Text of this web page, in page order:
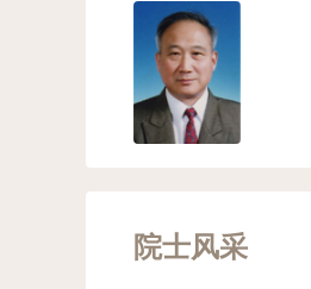
院士风采